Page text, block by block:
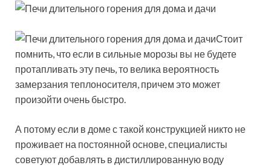
Стоит
помнить, что если в сильные морозы вы не будете
протапливать эту печь, то велика вероятность
замерзания теплоносителя, причем это может
произойти очень быстро.
А потому если в доме с такой конструкцией никто не
проживает на постоянной основе, специалисты
советуют добавлять в дистиллированную воду